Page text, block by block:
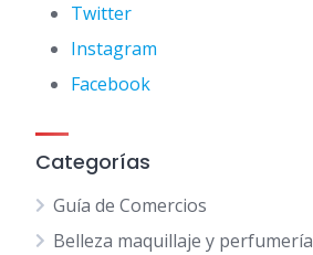
Twitter
Instagram
Facebook
Categorías
Guía de Comercios
Belleza maquillaje y perfumería